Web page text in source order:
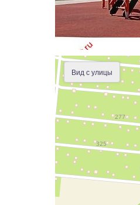
Вид с улицы